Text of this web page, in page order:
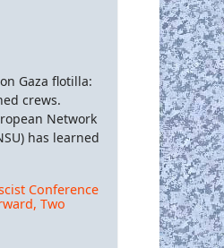
Gaza flotilla:
crews.
Network
has learned
Conference
Two